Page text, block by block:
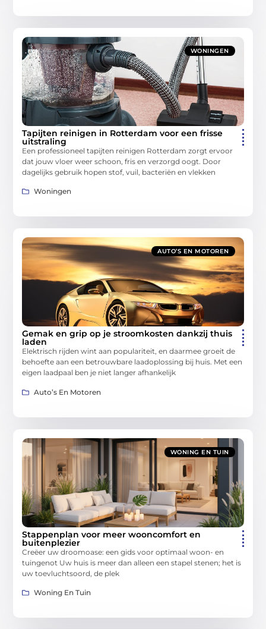
WONINGEN
Tapijten reinigen in Rotterdam voor een frisse
uitstraling
Een professioneel tapijten reinigen Rotterdam zorgt ervoor
dat jouw vloer weer schoon, fris en verzorgd oogt. Door
dagelijks gebruik hopen stof, vuil, bacteriën en vlekken
Woningen
AUTO’S EN MOTOREN
Gemak en grip op je stroomkosten dankzij thuis
laden
Elektrisch rijden wint aan populariteit, en daarmee groeit de
behoefte aan een betrouwbare laadoplossing bij huis. Met een
eigen laadpaal ben je niet langer afhankelijk
Auto’s En Motoren
WONING EN TUIN
Stappenplan voor meer wooncomfort en
buitenplezier
Creëer uw droomoase: een gids voor optimaal woon- en
tuingenot Uw huis is meer dan alleen een stapel stenen; het is
uw toevluchtsoord, de plek
Woning En Tuin